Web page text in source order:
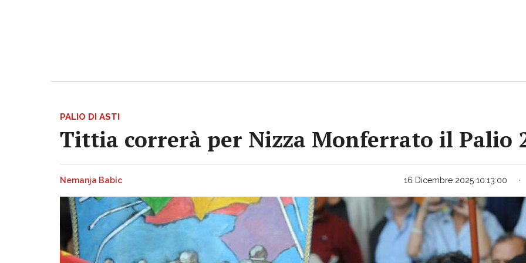
PALIO DI ASTI
Tittia correrà per Nizza Monferrato il Palio
Nemanja Babic 16 Dicembre 2025 10:13:00